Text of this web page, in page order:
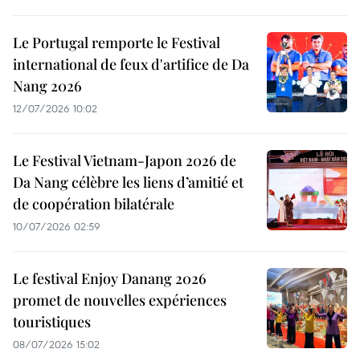
Le Portugal remporte le Festival
international de feux d'artifice de Da
Nang 2026
12/07/2026 10:02
Le Festival Vietnam-Japon 2026 de
Da Nang célèbre les liens d’amitié et
de coopération bilatérale
10/07/2026 02:59
Le festival Enjoy Danang 2026
promet de nouvelles expériences
touristiques
08/07/2026 15:02